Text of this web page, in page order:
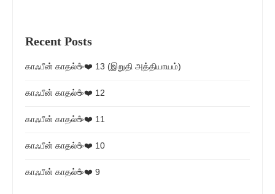
Recent Posts
காஃபீன் காதல்☕❤️ 13 (இறுதி அத்தியாயம்)
காஃபீன் காதல்☕❤️ 12
காஃபீன் காதல்☕❤️ 11
காஃபீன் காதல்☕❤️ 10
காஃபீன் காதல்☕❤️ 9